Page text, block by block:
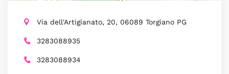
Via dell'Artigianato, 20, 06089 Torgiano PG
3283088935
3283088934